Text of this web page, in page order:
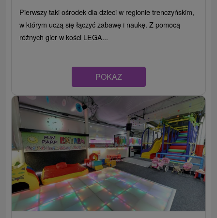
Pierwszy taki ośrodek dla dzieci w regionie trenczyńskim,
w którym uczą się łączyć zabawę i naukę. Z pomocą
różnych gier w kości LEGA...
POKAZ